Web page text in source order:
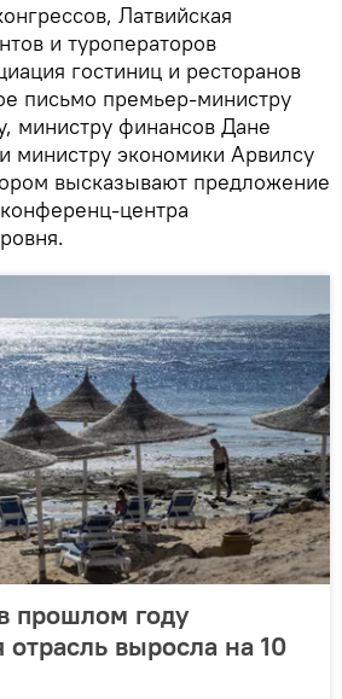
Латвийская
и туроператоров
гостиниц и ресторанов
письмо премьер-министру
министру финансов Дане
министру экономики Арвилсу
высказывают предложение
центра
прошлом году
отрасль выросла на 10